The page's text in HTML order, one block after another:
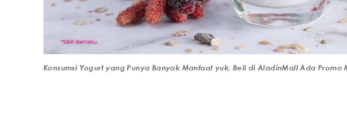
Konsumsi Yogurt yang Punya Banyak Manfaat yuk, Beli di AladinMall Ada Promo